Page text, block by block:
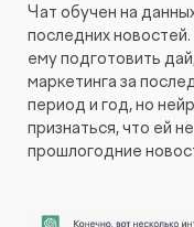
Чат обучен на
последних
ему подготовить
маркетинга за
период и год, но
признаться, что ей
прошлогодние